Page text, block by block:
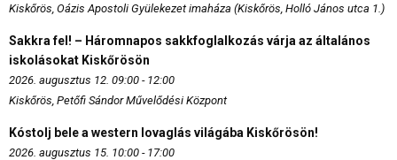
Kiskőrös, Oázis Apostoli Gyülekezet imaháza (Kiskőrös, Holló János utca 1.)
Sakkra fel! – Háromnapos sakkfoglalkozás várja az általános
iskolásokat Kiskőrösön
2026. augusztus 12. 09:00 - 12:00
Kiskőrös, Petőfi Sándor Művelődési Központ
Kóstolj bele a western lovaglás világába Kiskőrösön!
2026. augusztus 15. 10:00 - 17:00